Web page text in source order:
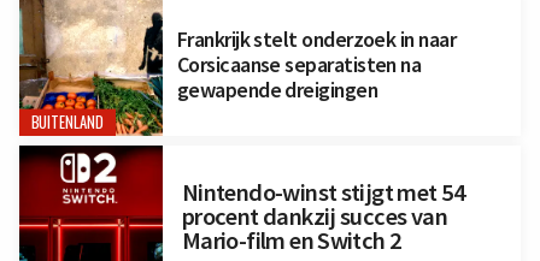
BUITENLAND
Frankrijk stelt onderzoek in naar
Corsicaanse separatisten na
gewapende dreigingen
Nintendo-winst stijgt met 54
procent dankzij succes van
Mario-film en Switch 2